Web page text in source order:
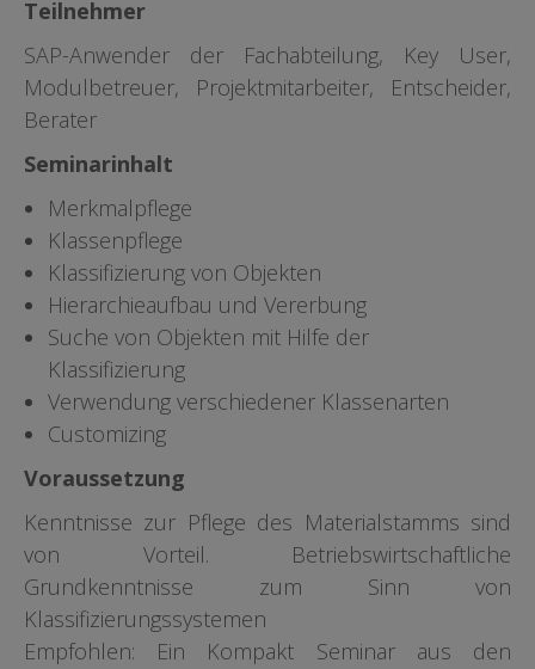
Teilnehmer
SAP-Anwender der Fachabteilung, Key User,
Modulbetreuer, Projektmitarbeiter, Entscheider,
Berater
Seminarinhalt
Merkmalpflege
Klassenpflege
Klassifizierung von Objekten
Hierarchieaufbau und Vererbung
Suche von Objekten mit Hilfe der
Klassifizierung
Verwendung verschiedener Klassenarten
Customizing
Voraussetzung
Kenntnisse zur Pflege des Materialstamms sind
von Vorteil. Betriebswirtschaftliche
Grundkenntnisse zum Sinn von
Klassifizierungssystemen
Empfohlen: Ein Kompakt Seminar aus den